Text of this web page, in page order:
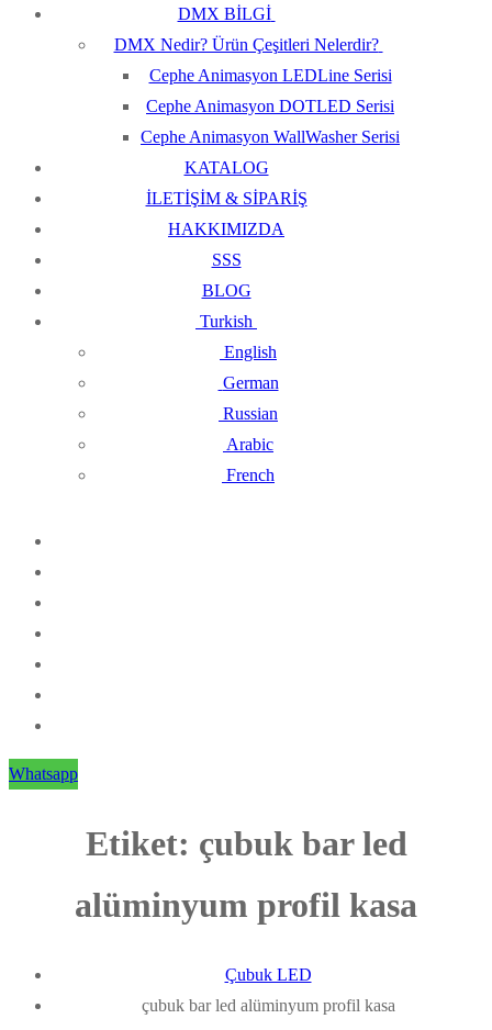
DMX BİLGİ
DMX Nedir? Ürün Çeşitleri Nelerdir?
Cephe Animasyon LEDLine Serisi
Cephe Animasyon DOTLED Serisi
Cephe Animasyon WallWasher Serisi
KATALOG
İLETİŞİM & SİPARİŞ
HAKKIMIZDA
SSS
BLOG
Turkish
English
German
Russian
Arabic
French
Whatsapp
Etiket: çubuk bar led
alüminyum profil kasa
Çubuk LED
çubuk bar led alüminyum profil kasa